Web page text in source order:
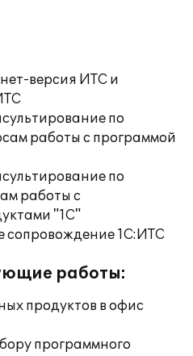
версия ИТС и
по
работы с программой
по
работы с
"1С"
сопровождение 1С:ИТС
работы:
продуктов в офис
программного